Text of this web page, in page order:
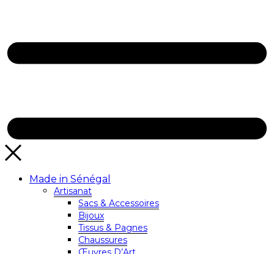
Made in Sénégal
Artisanat
Sacs & Accessoires
Bijoux
Tissus & Pagnes
Chaussures